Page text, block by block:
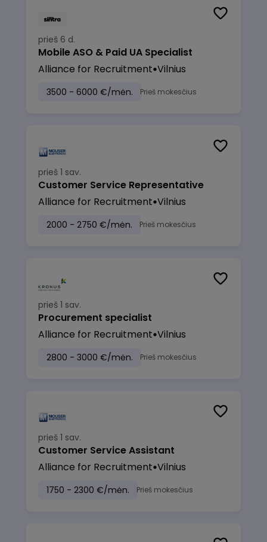
prieš 6 d.
Mobile ASO & Paid UA Specialist
Alliance for Recruitment Vilnius
3500 - 6000 €/mėn. Prieš mokesčius
prieš 1 sav.
Customer Service Representative
Alliance for Recruitment Vilnius
2000 - 2750 €/mėn. Prieš mokesčius
prieš 1 sav.
Procurement specialist
Alliance for Recruitment Vilnius
2800 - 3000 €/mėn. Prieš mokesčius
prieš 1 sav.
Customer Service Assistant
Alliance for Recruitment Vilnius
1750 - 2300 €/mėn. Prieš mokesčius